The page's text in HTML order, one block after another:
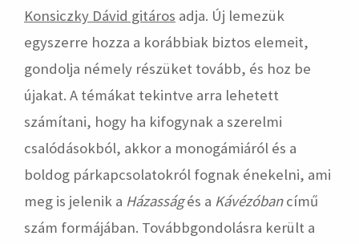
Konsiczky Dávid gitáros adja. Új lemezük
egyszerre hozza a korábbiak biztos elemeit,
gondolja némely részüket tovább, és hoz be
újakat. A témákat tekintve arra lehetett
számítani, hogy ha kifogynak a szerelmi
csalódásokból, akkor a monogámiáról és a
boldog párkapcsolatokról fognak énekelni, ami
meg is jelenik a Házasságés a Kávézóbancímű
szám formájában. Továbbgondolásra került a